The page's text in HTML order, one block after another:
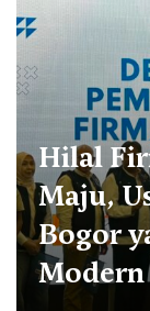
Hilal
Maju,
Bogor
Modern